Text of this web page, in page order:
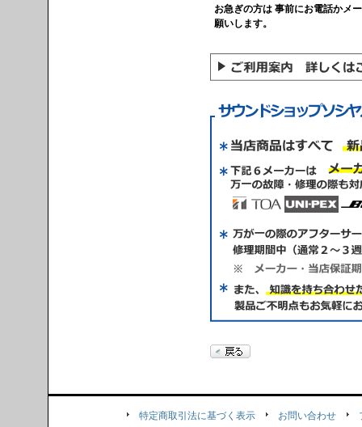
お急ぎの方は 事前にお電話かメ
願いします。
特定商取引法に基づく表示 お問い合わせ